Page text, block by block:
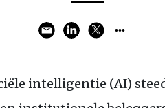
intelligentie (AI)